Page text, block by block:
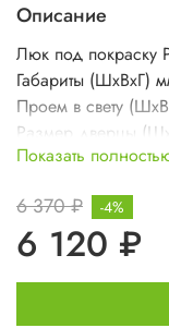
Описание
Люк под покраску
Габариты (ШхВхГ)
Проем в свету
Размер дверцы
Вес изделия кг 4,2
Показать
6 370 ₽
6 120 ₽
-4%